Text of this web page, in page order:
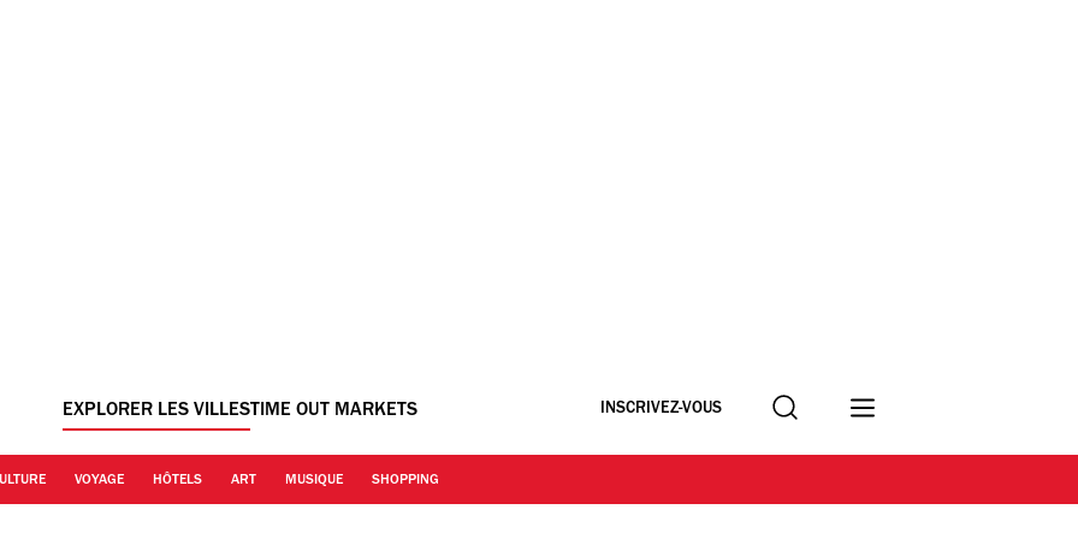
EXPLORER LES VILLESTIME OUT MARKETS INSCRIVEZ-VOUS Recherche
VOYAGE HÔTELS ART MUSIQUE SHOPPING